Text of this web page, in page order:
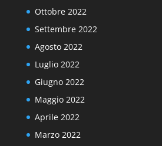
Ottobre 2022
Settembre 2022
Agosto 2022
Luglio 2022
Giugno 2022
Maggio 2022
Aprile 2022
Marzo 2022